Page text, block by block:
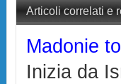
Articoli correlati e
Madonie
Inizia da